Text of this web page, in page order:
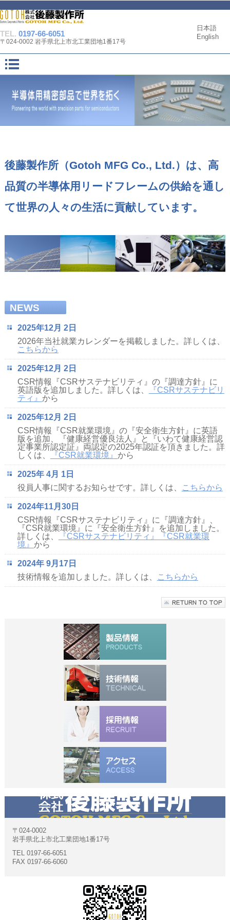
TEL. 0197-66-6051
〒024-0002 岩手県北上市北工業団地1番17号
日本語
English
後藤製作所（Gotoh MFG Co., Ltd.） は、高
品質の半導体用リードフレームの供給を通し
て世界の人々の生活に貢献しています。
NEWS
2025年12月 2日
2026年当社就業カレンダーを掲載しました。詳しくは、
こちらから
2025年12月 2日
CSR情報『CSRサステナビリティ』の『調達方針』に
英語版を追加しました。詳しくは、
『CSRサステナビリ
ティ』 から
2025年12月 2日
CSR情報『CSR就業環境』の『安全衛生方針』に英語
版を追加、『健康経営優良法人』と『いわて健康経営認
定事業所認定証』両認定の2025年認証を頂きました。詳
しくは、
『CSR就業環境』 から
2025年 4月 1日
役員人事に関するお知らせです。詳しくは、
こちらから
2024年11月30日
CSR情報『CSRサステナビリティ』に『調達方針』、
『CSR就業環境』に『安全衛生方針』を追加しました。
詳しくは、
『CSRサステナビリティ』
『CSR就業環
境』 から
2024年 9月17日
技術情報を追加しました。詳しくは、
こちらから
〒024-0002
岩手県北上市北工業団地1番17号
TEL 0197-66-6051
FAX 0197-66-6060